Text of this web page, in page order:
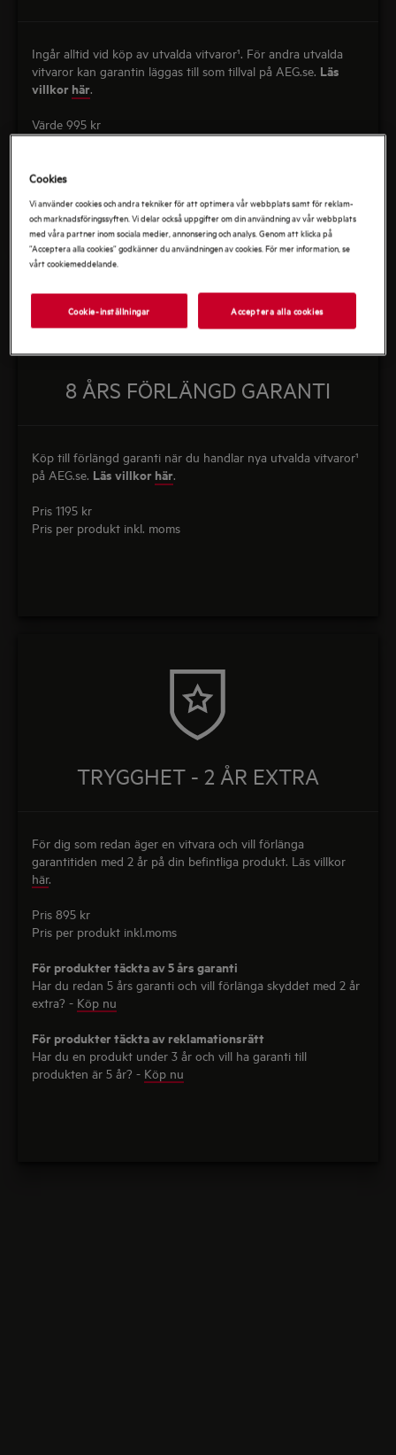
Ingår alltid vid köp av utvalda vitvaror¹. För andra utvalda
vitvaror kan garantin läggas till som tillval på AEG.se. Läs
villkor här
Värde 995 kr
Pris per produkt inkl. moms
8 ÅRS FÖRLÄNGD GARANTI
Köp till förlängd garanti när du handlar nya utvalda vitvaror¹
på AEG.se. Läs villkor här
Pris 1195 kr
Pris per produkt inkl. moms
TRYGGHET - 2 ÅR EXTRA
För dig som redan äger en vitvara och vill förlänga
garantitiden med 2 år på din befintliga produkt. Läs villkor
här.
Pris 895 kr
Pris per produkt inkl.moms
För produkter täckta av 5 års garanti
Har du redan 5 års garanti och vill förlänga skyddet med 2 år
extra? - Köp nu
För produkter täckta av reklamationsrätt
Har du en produkt under 3 år och vill ha garanti till
produkten är 5 år? - Köp nu
Cookies
Vi använder cookies och andra tekniker för att optimera vår webbplats samt för reklam-
och marknadsföringssyften. Vi delar också uppgifter om din användning av vår webbplats
med våra partner inom sociala medier, annonsering och analys. Genom att klicka på
”Acceptera alla cookies” godkänner du användningen av cookies. För mer information, se
vårt cookiemeddelande.
Cookie-inställningar Acceptera alla cookies